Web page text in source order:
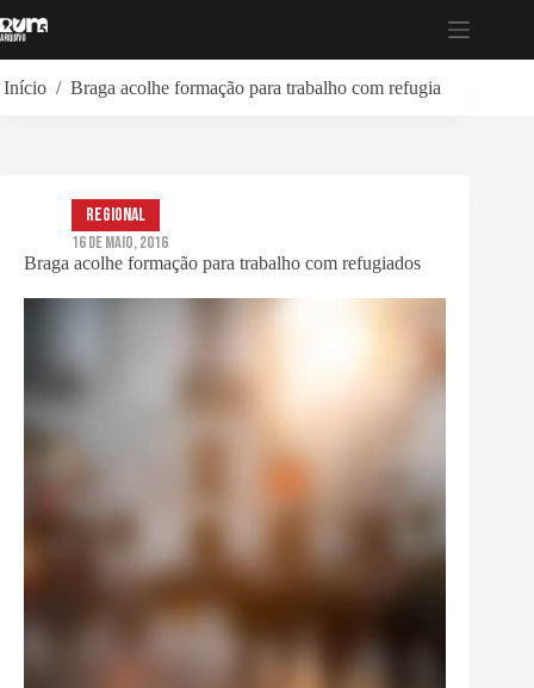
para
Início / Braga acolhe formação para trabalho com refugiados
Braga acolhe formação para trabalho com refugiados
Regional
16 de Maio, 2016